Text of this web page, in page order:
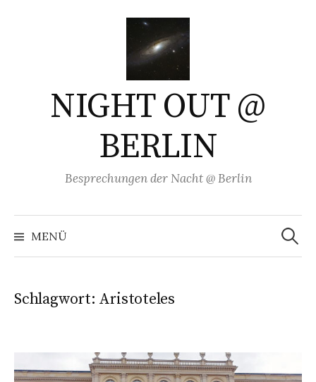
NIGHT OUT @
BERLIN
Besprechungen der Nacht @ Berlin
MENÜ
Suchen
nach:
Schlagwort: Aristoteles